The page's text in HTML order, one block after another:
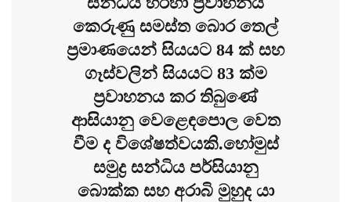
කෙරුණු සමස්ත බොර තෙල්
ප්‍රමාණයෙන් සියයට 84 ක් සහ
ගෑස්වලින් සියයට 83 ක්ම
ප්‍රවාහනය කර තිබුණේ
ආසියානු වෙළෙඳපොල වෙත
වීම ද විශේෂත්වයකි.හෝමුස්
සමුද්‍ර සන්ධිය පර්සියානු
බොක්ක සහ අරාබි මුහුද යා